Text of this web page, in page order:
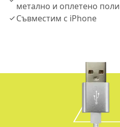
метално и оплетено
Съвместим с iPhone